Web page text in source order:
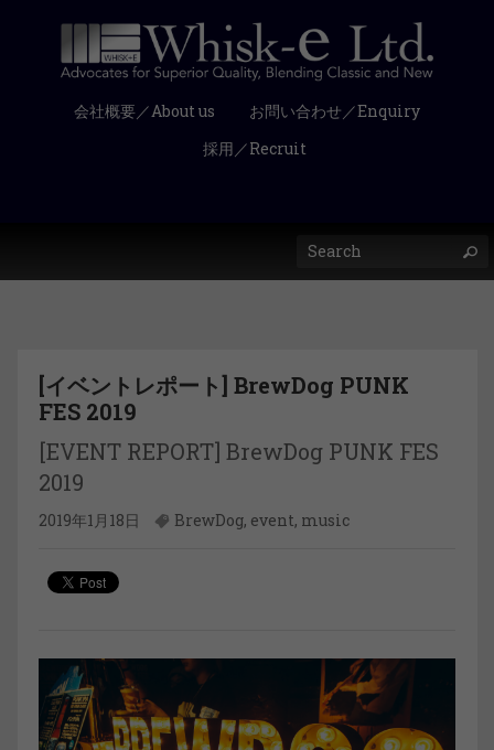
会社概要／About us
お問い合わせ／Enquiry
採用／Recruit
[イベントレポート] BrewDog PUNK
FES 2019
[EVENT REPORT] BrewDog PUNK FES
2019
2019年1月18日 BrewDog, event, music